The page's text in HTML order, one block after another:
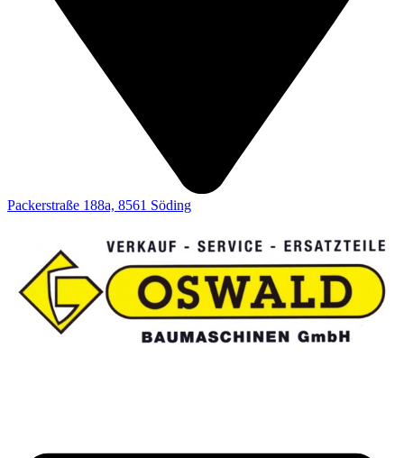
Packerstraße 188a, 8561 Söding